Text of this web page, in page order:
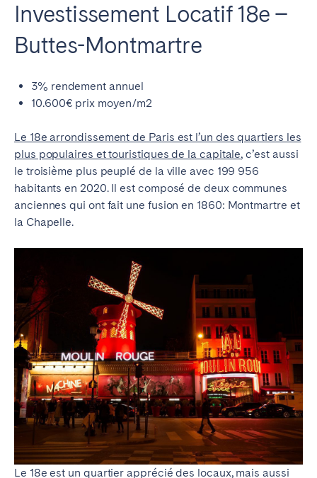
Investissement Locatif 18e –
Buttes-Montmartre
3% rendement annuel
10.600€ prix moyen/m2
Le 18e arrondissement de Paris est l’un des quartiers les
plus populaires et touristiques de la capitale, c’est aussi
le troisième plus peuplé de la ville avec 199 956
habitants en 2020. Il est composé de deux communes
anciennes qui ont fait une fusion en 1860: Montmartre et
la Chapelle.
Le 18e est un quartier apprécié des locaux, mais aussi